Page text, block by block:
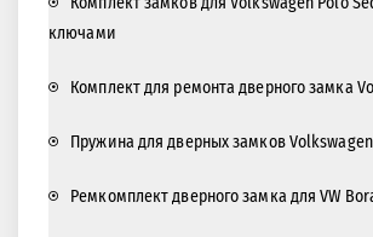
ключами
Комплект для ремонта дверного замка
Пружина для дверных замков Volkswagen
Ремкомплект дверного замка для VW